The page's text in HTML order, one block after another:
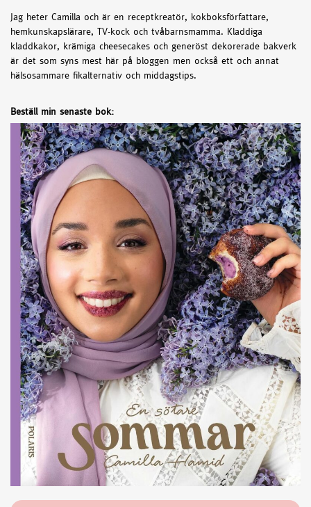
Jag heter Camilla och är en receptkreatör, kokboksförfattare,
hemkunskapslärare, TV-kock och tvåbarnsmamma. Kladdiga
kladdkakor, krämiga cheesecakes och generöst dekorerade bakverk
är det som syns mest här på bloggen men också ett och annat
hälsosammare fikalternativ och middagstips.
Beställ min senaste bok: